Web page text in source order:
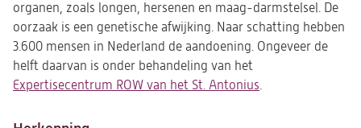
organen, zoals longen, hersenen en maag-darmstelsel. De
oorzaak is een genetische afwijking. Naar schatting hebben
3.600 mensen in Nederland de aandoening. Ongeveer de
helft daarvan is onder behandeling van het
Expertisecentrum ROW van het St. Antonius.